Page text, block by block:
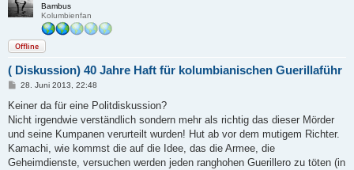
Bambus
Kolumbienfan
Offline
( Diskussion) 40 Jahre Haft für kolumbianischen Guerillaführ
B
i
r
a
28. Juni 2013, 22:48
Keiner da für eine Politdiskussion?
Nicht irgendwie verständlich sondern mehr als richtig das dieser Mörder
und seine Kumpanen verurteilt wurden! Hut ab vor dem mutigem Richter.
Kamachi, wie kommst die auf die Idee, das die Armee, die
Geheimdienste, versuchen werden jeden ranghohen Guerillero zu töten (in